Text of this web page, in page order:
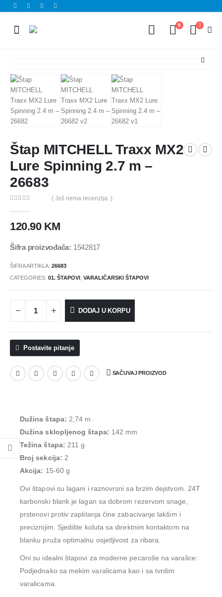
0
Štap MITCHELL Traxx MX2
Lure Spinning 2.7 m –
26683
( Još nema recenzija. )
120.90 KM
Šifra proizvođača: 1542817
ŠIFRA ARTIKLA: 26683
CATEGORIES: 01. ŠTAPOVI VARALIČARSKI ŠTAPOVI
DODAJ U KORPU
Postavite pitanje
SAČUVAJ PROIZVOD
Dužina štapa: 2,74 m
Dužina sklopljenog štapa: 142 mm
Težina štapa: 211 g
Broj sekcija: 2
Akcija: 15-60 g
Ovi štapovi su lagani i raznovrsni sa brzim dejstvom. 24T
karbonski blank je lagan sa dobrom rezervom snage,
prstenovi protiv zaplitanja čine zabacivanje lakšim i
preciznijim. Sjedište koluta sa direktnim kontaktom na
blanku pruža optimalnu osjetljivost za ribara.
Oni su idealni štapovi za moderne pecaroše na varalice:
Podjednako sa mekim varalicama kao i sa tvrdim
varalicama.